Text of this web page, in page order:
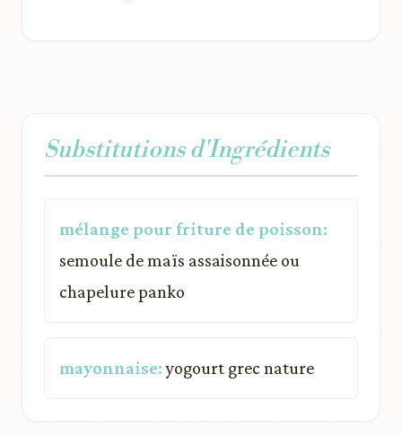
Substitutions d'Ingrédients
mélange pour friture de poisson:
semoule de maïs assaisonnée ou
chapelure panko
mayonnaise:yogourt grec nature